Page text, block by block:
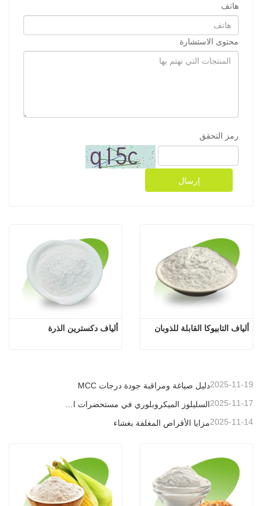
هاتف
محتوى الاستشارة
رمز التحقق
إرسال
ألياف دكسترين الذرة ألياف التابيوكا القابلة للذوبان
دليل صياغة ومراقبة جودة درجات MCC2025-11-19
2025-11-17
مزايا الأقراص المغلفة بغشاء2025-11-14